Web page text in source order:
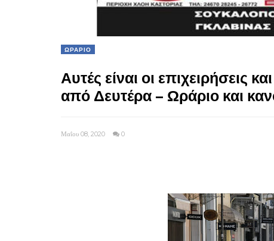
ΩΡΑΡΙΟ
Αυτές είναι οι επιχειρήσεις
από Δευτέρα – Ωράριο και
Μαΐου 08, 2020 0